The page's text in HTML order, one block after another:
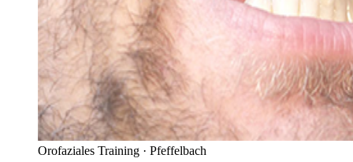
Orofaziales Training · Pfeffelbach